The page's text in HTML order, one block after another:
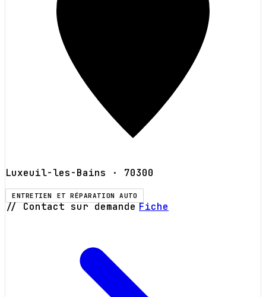
Luxeuil-les-Bains · 70300
ENTRETIEN ET RÉPARATION AUTO
// Contact sur demande Fiche